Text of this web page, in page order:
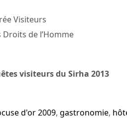
Visiteurs
de l’Homme
visiteurs du Sirha 2013
d'or 2009, gastronomie,